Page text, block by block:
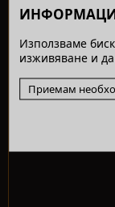
Използваме
изживяване и
Приемам